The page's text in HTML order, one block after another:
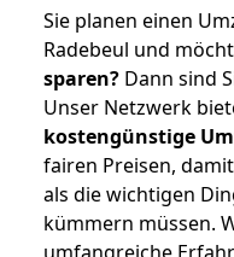
Sie planen einen
Radebeul und
sparen? Dann sind
Unser Netzwerk
kostengünstige
fairen Preisen,
als die wichtigen
kümmern müssen.